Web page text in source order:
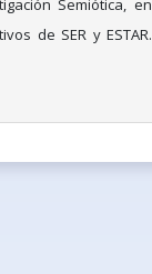
Semiótica, en
de SER y ESTAR.